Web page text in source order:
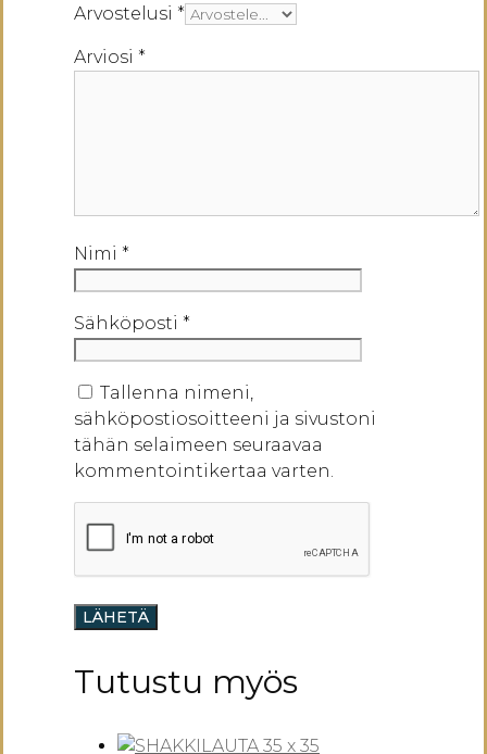
Arvostelusi *
Arviosi *
Nimi *
Sähköposti *
Tallenna nimeni,
sähköpostiosoitteeni ja sivustoni
tähän selaimeen seuraavaa
kommentointikertaa varten.
Tutustu myös